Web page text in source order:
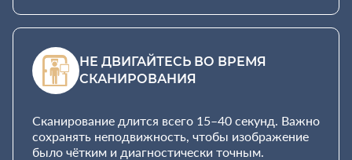
НЕ ДВИГАЙТЕСЬ ВО ВРЕМЯ
СКАНИРОВАНИЯ
Сканирование длится всего 15–40 секунд. Важно
сохранять неподвижность, чтобы изображение
было чётким и диагностически точным.